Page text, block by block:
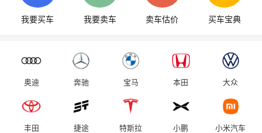
我要买车 我要卖车 卖车估价 买车宝典
奥迪 奔驰 宝马 本田 大众
丰田 捷途 特斯拉 小鹏 小米汽车